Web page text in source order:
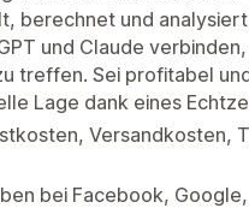
berechnet und
und Claude
treffen. Sei profitabel
Lage dank eines
Versandkosten,
bei Facebook,